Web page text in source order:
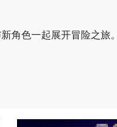
角色一起展开冒险之旅。